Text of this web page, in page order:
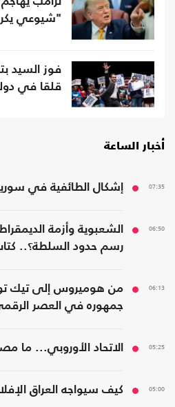
"شيوعي
فوز السيد
قلقا في
أخبار الساعة
07:35 إشكال الطائفية في
06:50
الشعبوية وأزمة
رسم حدود السلطة؟..
06:13
من هوميروس إلى تيك
جمهوره في العصر
05:25 الاتحاد الأوروبي... ما
05:00 كيف سيواجه العراق